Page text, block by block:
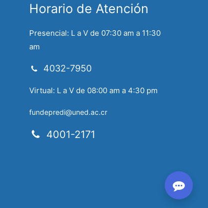
Horario de Atención
Presencial: L a V de 07:30 am a 11:30
am
4032-7950
Virtual: L a V de 08:00 am a 4:30 pm
fundepredi@uned.ac.cr
4001-2171